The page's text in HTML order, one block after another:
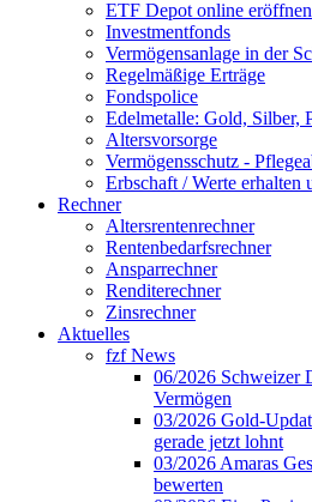
ETF Depot online eröffnen
Investmentfonds
Vermögensanlage in der
Regelmäßige Erträge
Fondspolice
Edelmetalle: Gold, Silber,
Altersvorsorge
Vermögensschutz -
Erbschaft / Werte erhalten
Rechner
Altersrentenrechner
Rentenbedarfsrechner
Ansparrechner
Renditerechner
Zinsrechner
Aktuelles
fzf News
06/2026 Schweizer
Vermögen
03/2026 Gold-
gerade jetzt lohnt
03/2026 Amaras
bewerten